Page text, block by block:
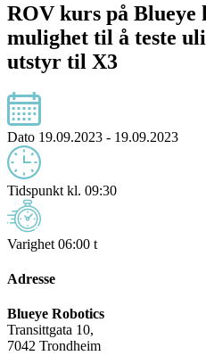
ROV kurs på Blueye
mulighet til å teste
utstyr til X3
Dato 19.09.2023 - 19.09.2023
Tidspunkt kl. 09:30
Varighet 06:00 t
Adresse
Blueye Robotics
Transittgata 10,
7042 Trondheim